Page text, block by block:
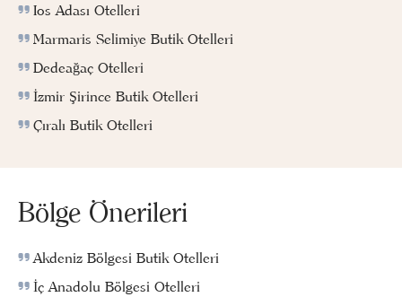
Ios Adası Otelleri
Marmaris Selimiye Butik Otelleri
Dedeağaç Otelleri
İzmir Şirince Butik Otelleri
Çıralı Butik Otelleri
Bölge Önerileri
Akdeniz Bölgesi Butik Otelleri
İç Anadolu Bölgesi Otelleri